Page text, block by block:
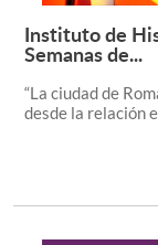
Instituto de
Semanas de...
“La ciudad de
desde la relación